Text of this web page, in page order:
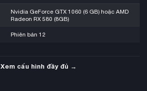
Nvidia GeForce GTX 1060 (6 GB) hoặc AMD
Radeon RX 580 (8GB)
Phiên bản 12
Xem cấu hình đầy đủ →